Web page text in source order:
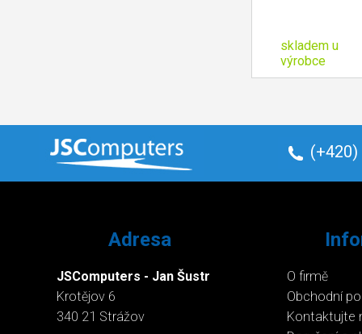
skladem u
výrobce
(+420)
Adresa
JSComputers - Jan Šustr
Krotějov 6
340 21 Strážov
O firmě
Obchodní
Kontaktujte